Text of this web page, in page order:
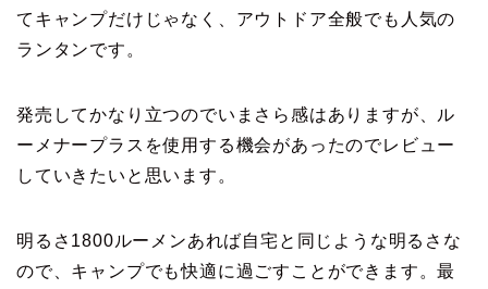
てキャンプだけじゃなく、アウトドア全般でも人気の
ランタンです。
発売してかなり立つのでいまさら感はありますが、ル
ーメナープラスを使用する機会があったのでレビュー
していきたいと思います。
明るさ1800ルーメンあれば自宅と同じような明るさな
ので、キャンプでも快適に過ごすことができます。最